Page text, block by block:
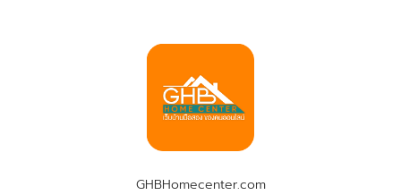
GHBHomecenter.com